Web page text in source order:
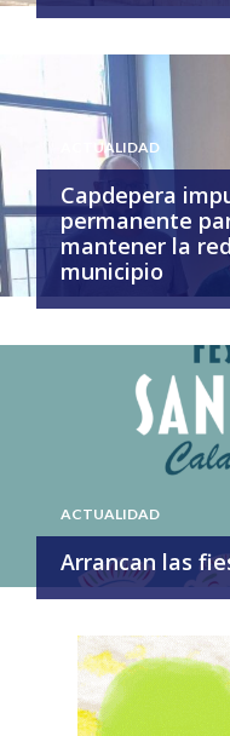
ACTUALIDAD
Capdepera
permanente
mantener la
municipio
ACTUALIDAD
Arrancan las